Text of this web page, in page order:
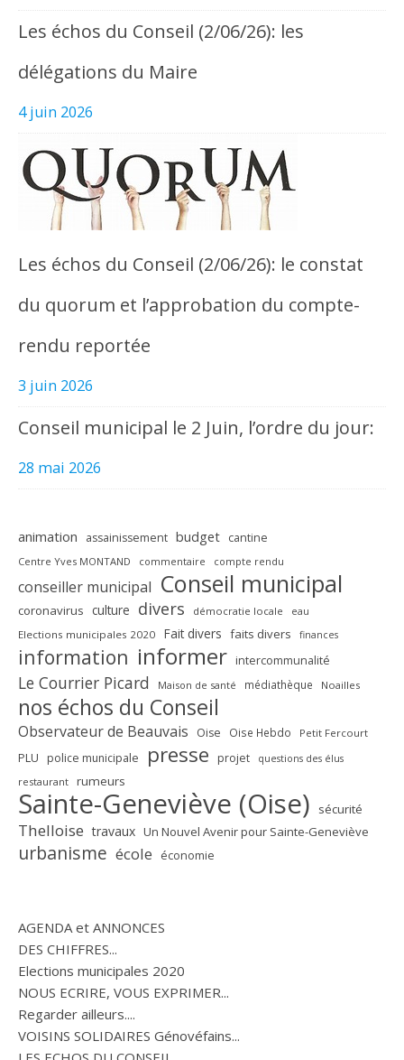
Les échos du Conseil (2/06/26): les
délégations du Maire
4 juin 2026
Les échos du Conseil (2/06/26): le constat
du quorum et l’approbation du compte-
rendu reportée
3 juin 2026
Conseil municipal le 2 Juin, l’ordre du jour:
28 mai 2026
animation assainissement budget cantine
Centre Yves MONTAND commentaire compte rendu
conseiller municipal Conseil municipal
coronavirus culture divers démocratie locale eau
Elections municipales 2020 Fait divers faits divers finances
information informer intercommunalité
Le Courrier Picard Maison de santé médiathèque Noailles
nos échos du Conseil
Observateur de Beauvais Oise Oise Hebdo Petit Fercourt
PLU police municipale presse projet questions des élus
restaurant rumeurs
Sainte-Geneviève (Oise) sécurité
Thelloise travaux Un Nouvel Avenir pour Sainte-Geneviève
urbanisme école économie
AGENDA et ANNONCES
DES CHIFFRES...
Elections municipales 2020
NOUS ECRIRE, VOUS EXPRIMER...
Regarder ailleurs....
VOISINS SOLIDAIRES Génovéfains...